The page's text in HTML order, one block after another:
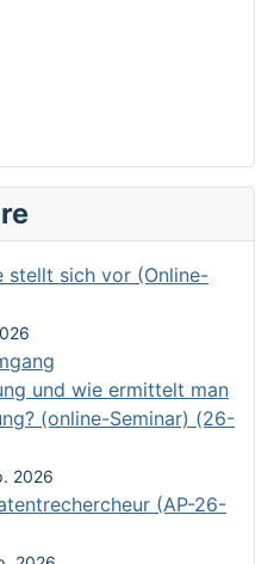
stellt sich vor (Online-
und wie ermittelt man
(online-Seminar) (26-
2026
(AP-26-